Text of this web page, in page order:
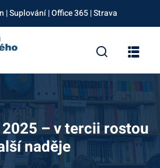
|Suplování|Office 365|Strava
– v tercii rostou
naděje
Sign up
Sign up